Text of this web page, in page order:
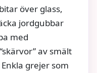
över glass,
jordgubbar
med
av smält
grejer som